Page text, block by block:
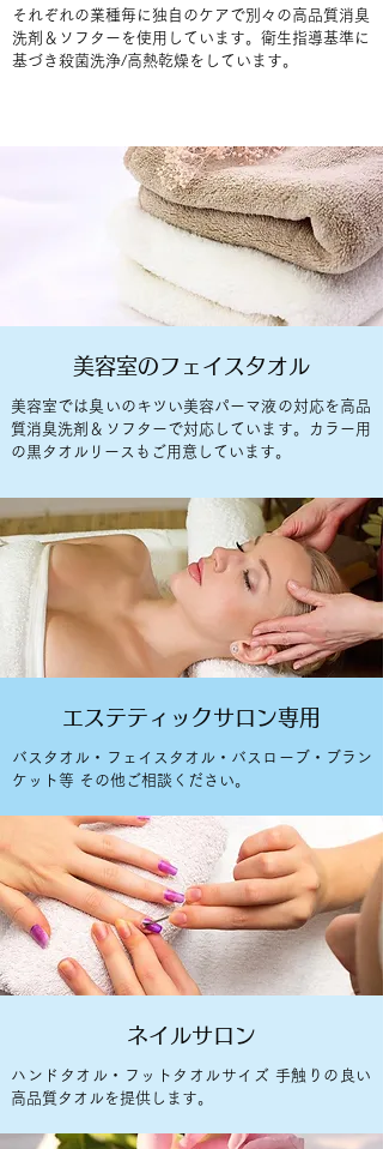
それぞれの業種毎に独自のケアで別々の高品質消臭
洗剤＆ソフターを使用しています。衛生指導基準に
基づき殺菌洗浄/高熱乾燥をしています。
美容室のフェイスタオル
美容室では臭いのキツい美容パーマ液の対応を高品
質消臭洗剤＆ソフターで対応しています。カラー用
の黒タオルリースもご用意しています。
エステティックサロン専用
バスタオル・フェイスタオル・バスローブ・ブラン
ケット等 その他ご相談ください。
ネイルサロン
ハンドタオル・フットタオルサイズ 手触りの良い
高品質タオルを提供します。